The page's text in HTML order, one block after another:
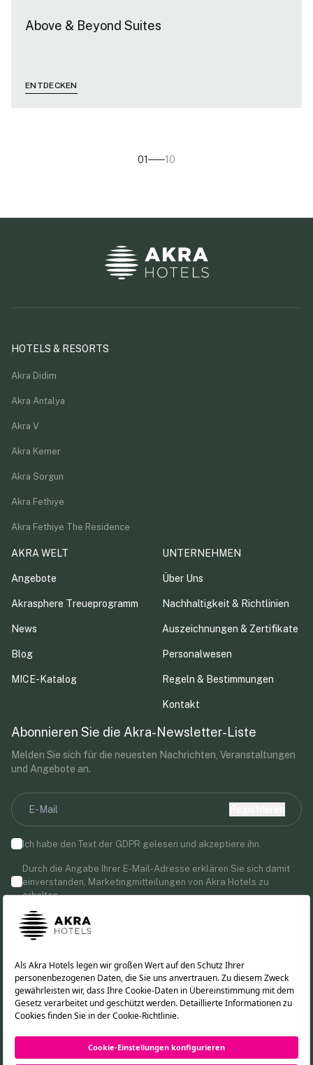
Above & Beyond Suites
ENTDECKEN
01 10
HOTELS & RESORTS
Akra Didim
Akra Antalya
Akra V
Akra Kemer
Akra Sorgun
Akra Fethiye
Akra Fethiye The Residence
AKRA WELT
Angebote
Akrasphere Treueprogramm
News
Blog
MICE-Katalog
UNTERNEHMEN
Über Uns
Nachhaltigkeit & Richtlinien
Auszeichnungen & Zertifikate
Personalwesen
Regeln & Bestimmungen
Kontakt
Abonnieren Sie die Akra-Newsletter-Liste
Melden Sie sich für die neuesten Nachrichten, Veranstaltungen
und Angebote an.
Ich habe den Text der GDPR gelesen und akzeptiere ihn.
Durch die Angabe Ihrer E-Mail-Adresse erklären Sie sich damit
einverstanden, Marketingmitteilungen von Akra Hotels zu
erhalten.
Folgen Sie uns!
DE
TR
EN
RU
Cookie-RichtlinieDSGVO-AufklärungstextDatenschutzrichtlinie
©2026 Akra Hotels. Alle Rechte vorbehalten.